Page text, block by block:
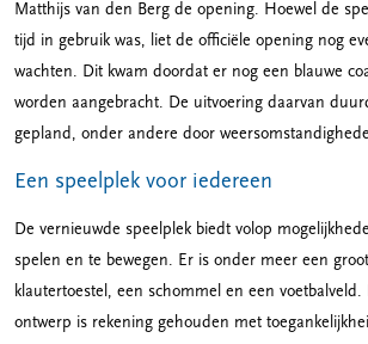
Matthijs van den Berg de opening. Hoewel de
tijd in gebruik was, liet de officiële opening nog
wachten. Dit kwam doordat er nog een blauwe
worden aangebracht. De uitvoering daarvan
gepland, onder andere door
Een speelplek voor iedereen
De vernieuwde speelplek biedt volop
spelen en te bewegen. Er is onder meer een
klautertoestel, een schommel en een voetbalveld.
ontwerp is rekening gehouden met